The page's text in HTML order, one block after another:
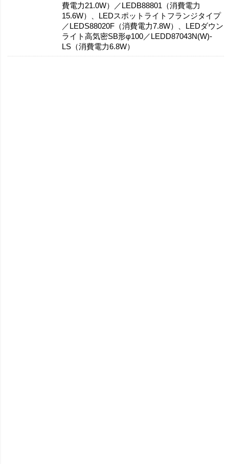
費電力21.0W）／LEDB88801（消費電力
15.6W）、LEDスポットライトフランジタイプ
／LEDS88020F（消費電力7.8W）、LEDダウン
ライト高気密SB形φ100／LEDD87043N(W)-
LS（消費電力6.8W）